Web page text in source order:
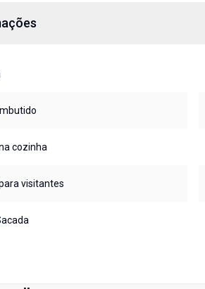
cozinha
visitantes